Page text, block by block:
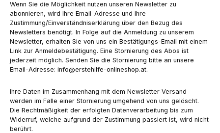
Wenn Sie die Möglichkeit nutzen unseren Newsletter zu
abonnieren, wird Ihre Email-Adresse und Ihre
Zustimmung/Einverständniserklärung über den Bezug des
Newsletters benötigt. In Folge auf die Anmeldung zu unserem
Newsletter, erhalten Sie von uns ein Bestätigungs-Email mit einem
Link zur Anmeldebestätigung. Eine Stornierung des Abos ist
jederzeit möglich. Senden Sie die Stornierung bitte an unsere
Email-Adresse: info@erstehilfe-onlineshop.at.
Ihre Daten im Zusammenhang mit dem Newsletter-Versand
werden im Falle einer Stornierung umgehend von uns gelöscht.
Die Rechtmäßigkeit der erfolgten Datenverarbeitung bis zum
Widerruf, welche aufgrund der Zustimmung passiert ist, wird nicht
berührt.